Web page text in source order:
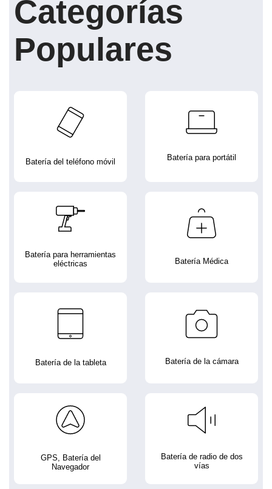
Categorías
Populares
Batería del teléfono móvil Batería para portátil
Batería para herramientas
eléctricas
Batería Médica
Batería de la tableta Batería de la cámara
GPS, Batería del
Navegador
Batería de radio de dos
vías